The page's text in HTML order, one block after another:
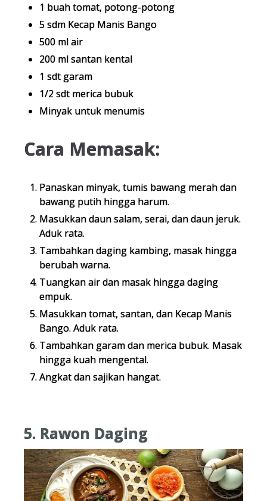
1 buah tomat, potong-potong
5 sdm Kecap Manis Bango
500 ml air
200 ml santan kental
1 sdt garam
1/2 sdt merica bubuk
Minyak untuk menumis
Cara Memasak:
Panaskan minyak, tumis bawang merah dan
bawang putih hingga harum.
Masukkan daun salam, serai, dan daun jeruk.
Aduk rata.
Tambahkan daging kambing, masak hingga
berubah warna.
Tuangkan air dan masak hingga daging
empuk.
Masukkan tomat, santan, dan Kecap Manis
Bango. Aduk rata.
Tambahkan garam dan merica bubuk. Masak
hingga kuah mengental.
Angkat dan sajikan hangat.
5. Rawon Daging